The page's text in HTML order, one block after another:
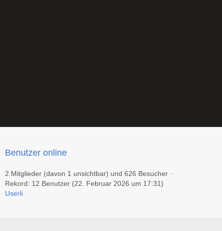
Benutzer online
2 Mitglieder (davon 1 unsichtbar) und 626 Besucher
Rekord: 12 Benutzer (22. Februar 2026 um 17:31)
Userli